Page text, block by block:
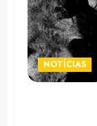
NOTÍCIAS